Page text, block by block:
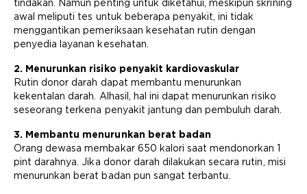
tindakan. Namun penting untuk diketahui, meskipun skrining
awal meliputi tes untuk beberapa penyakit, ini tidak
menggantikan pemeriksaan kesehatan rutin dengan
penyedia layanan kesehatan.
2. Menurunkan risiko penyakit kardiovaskular
Rutin donor darah dapat membantu menurunkan
kekentalan darah. Alhasil, hal ini dapat menurunkan risiko
seseorang terkena penyakit jantung dan pembuluh darah.
3. Membantu menurunkan berat badan
Orang dewasa membakar 650 kalori saat mendonorkan 1
pint darahnya. Jika donor darah dilakukan secara rutin, misi
menurunkan berat badan pun sangat terbantu.